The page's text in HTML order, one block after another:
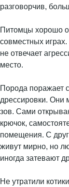
разговорчив,
Питомцы хорошо
совместных
не отвечает
место.
Порода поражает
дрессировки. Они
зов. Сами
крючок,
помещения. С
живут мирно, но
иногда затевают
Не утратили